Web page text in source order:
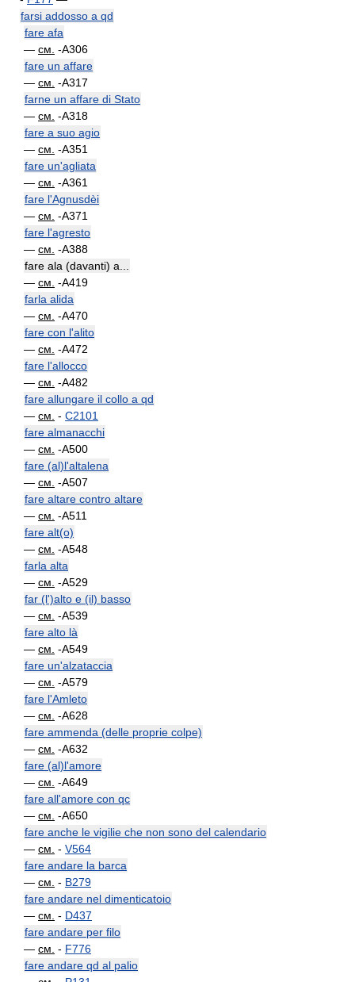
farsi addosso a qd
fare afa
— см. -A306
fare un affare
— см. -A317
farne un affare di Stato
— см. -A318
fare a suo agio
— см. -A351
fare un'agliata
— см. -A361
fare l'Agnusdèi
— см. -A371
fare l'agresto
— см. -A388
fare ala (davanti) a...
— см. -A419
farla alida
— см. -A470
fare con l'alito
— см. -A472
fare l'allocco
— см. -A482
fare allungare il collo a qd
— см. - C2101
fare almanacchi
— см. -A500
fare (al)l'altalena
— см. -A507
fare altare contro altare
— см. -A511
fare alt(o)
— см. -A548
farla alta
— см. -A529
far (l')alto e (il) basso
— см. -A539
fare alto là
— см. -A549
fare un'alzataccia
— см. -A579
fare l'Amleto
— см. -A628
fare ammenda (delle proprie colpe)
— см. -A632
fare (al)l'amore
— см. -A649
fare all'amore con qc
— см. -A650
fare anche le vigilie che non sono del calendario
— см. - V564
fare andare la barca
— см. - B279
fare andare nel dimenticatoio
— см. - D437
fare andare per filo
— см. - F776
fare andare qd al palio